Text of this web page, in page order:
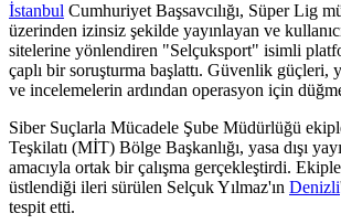
İstanbul Cumhuriyet Başsavcılığı, Süper Lig
üzerinden izinsiz şekilde yayınlayan ve
sitelerine yönlendiren "Selçuksport" isimli
çaplı bir soruşturma başlattı. Güvenlik güçleri,
ve incelemelerin ardından operasyon için
Siber Suçlarla Mücadele Şube Müdürlüğü
Teşkilatı (MİT) Bölge Başkanlığı, yasa dışı
amacıyla ortak bir çalışma gerçekleştirdi.
üstlendiği ileri sürülen Selçuk Yılmaz'ın Denizli
tespit etti.